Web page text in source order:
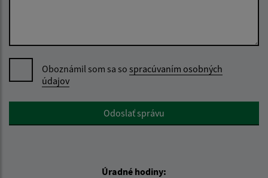
Oboznámil som sa so spracúvaním osobných
údajov
Google reCaptcha ResponseOdoslať správu
Úradné hodiny: